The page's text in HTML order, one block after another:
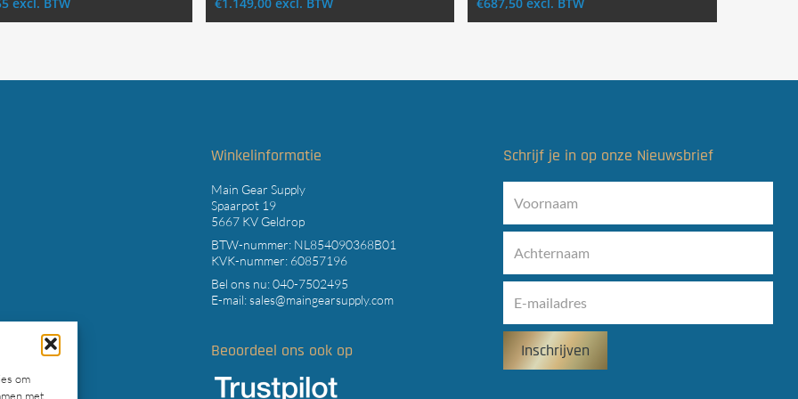
om
met
Winkelinformatie
Main Gear Supply
Spaarpot 19
5667 KV Geldrop
BTW-nummer: NL854090368B01
KVK-nummer: 60857196
Bel ons nu:040-7502495
E-mail:sales@maingearsupply.com
Beoordeel ons ook op
Schrijf je in op onze Nieuwsbrief